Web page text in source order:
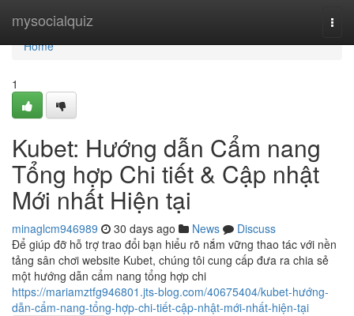
mysocialquiz
Home
Home
1
Kubet: Hướng dẫn Cẩm nang
Tổng hợp Chi tiết & Cập nhật
Mới nhất Hiện tại
minaglcm946989 30 days ago News
Discuss
Để giúp đỡ hỗ trợ trao đổi bạn hiểu rõ nắm vững thao tác với nền
tảng sân chơi website Kubet, chúng tôi cung cấp đưa ra chia sẻ
một hướng dẫn cẩm nang tổng hợp chi
https://mariamztfg946801.jts-blog.com/40675404/kubet-hướng-
dẫn-cẩm-nang-tổng-hợp-chi-tiết-cập-nhật-mới-nhất-hiện-tại